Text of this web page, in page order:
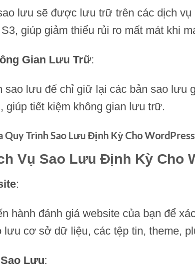
lưu sẽ được lưu trữ trên các dịch
giúp giảm thiểu rủi ro mất mát khi
Gian Lưu Trữ:
sao lưu để chỉ giữ lại các bản sao lưu
giúp tiết kiệm không gian lưu trữ.
Quy Trình Sao Lưu Định Kỳ Cho WordPress
Vụ Sao Lưu Định Kỳ Cho
:
hành đánh giá website của bạn để
lưu cơ sở dữ liệu, các tệp tin, theme,
Lưu: